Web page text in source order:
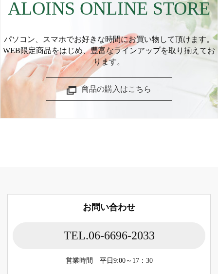
ALOINS ONLINE STORE
パソコン、スマホでお好きな時間にお買い物して頂けます。
WEB限定商品をはじめ、豊富なラインアップを取り揃えてお
ります。
商品の購入はこちら
お問い合わせ
TEL.06-6696-2033
営業時間 平日9:00～17：30